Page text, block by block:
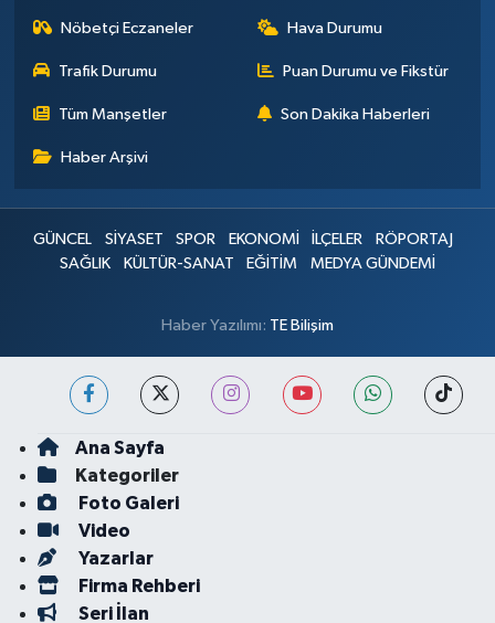
Nöbetçi Eczaneler Hava Durumu
Trafik Durumu Puan Durumu ve Fikstür
Tüm Manşetler Son Dakika Haberleri
Haber Arşivi
GÜNCEL SİYASET SPOR EKONOMİ İLÇELER
RÖPORTAJ
SAĞLIK
KÜLTÜR-SANAT EĞİTİM MEDYA GÜNDEMİ
Haber Yazılımı: TE Bilişim
Ana Sayfa
Kategoriler
Foto Galeri
Video
Yazarlar
Firma Rehberi
Seri İlan